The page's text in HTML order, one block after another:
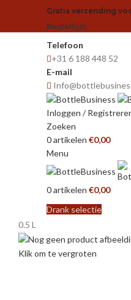
Gratis verzending
Bestellijst
Telefoon
+31 6 188 448 52
E-mail
Inloggen /
Zoeken
0artikelen €0,00
Menu
0artikelen €0,00
Drank selectie
0.5 L
Klik om te vergroten